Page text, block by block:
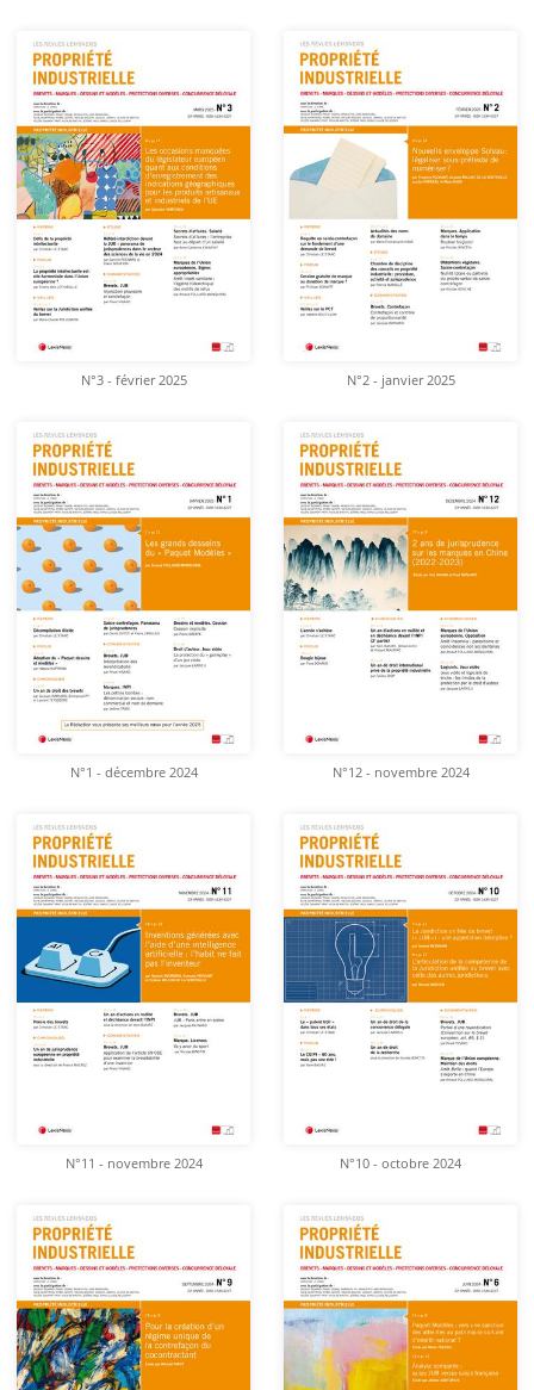
N°3 - février 2025 N°2 - janvier 2025
N°1 - décembre 2024 N°12 - novembre 2024
N°11 - novembre 2024 N°10 - octobre 2024